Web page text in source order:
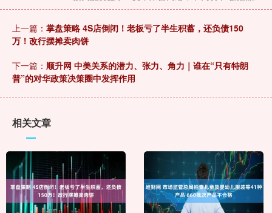
上一篇： 掌盘策略 4S店倒闭！老板亏了半生积蓄，还负债150
万！改行摆摊卖肉饼
下一篇： 顺升网 中美关系的潜力、张力、角力｜谁在“只有特朗
普”的对华政策决策圈中发挥作用
相关文章